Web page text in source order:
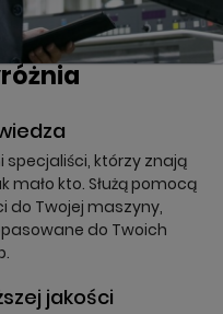
którzy znają
kto. Służą pomocą
do Twojej maszyny,
do Twoich
jakości